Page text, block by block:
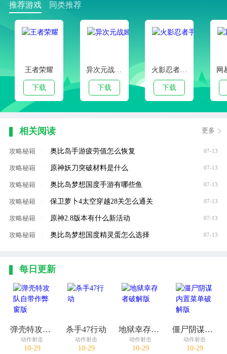
推荐游戏 同类推荐
王者荣耀
下载
异次元战姬手游下载
下载
火影忍者手游
下载
相关阅读 更多
攻略秘籍 奥比岛手游疲劳值怎么恢复 07-13
攻略秘籍 原神妖刀突破材料是什么 07-13
攻略秘籍 奥比岛梦想国度手游有哪些鱼 07-13
攻略秘籍 保卫萝卜4太空穿越28关怎么通关 07-13
攻略秘籍 原神2.8版本有什么新活动 07-13
攻略秘籍 奥比岛梦想国度精灵蛋怎么选择 07-13
每日更新
弹壳特攻队自带作弊窗版
动作射击
10-29
杀手47行动
动作射击
10-29
地狱幸存者破解版
动作射击
10-29
僵尸阴谋内置菜单破解版
动作射击
10-29